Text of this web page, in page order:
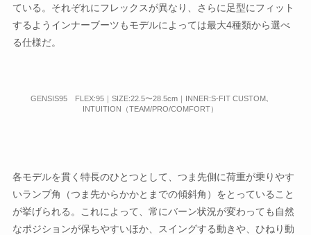
ている。それぞれにフレックスが異なり、さらに足型にフィット
するようインナーブーツもモデルによっては最大4種類から選べ
る仕様だ。
GENSIS95 FLEX:95｜SIZE:22.5〜28.5cm｜INNER:S-FIT CUSTOM､
INTUITION（TEAM/PRO/COMFORT）
各モデルを貫く特長のひとつとして、つま先側に荷重が乗りやす
いランプ角（つま先からかかとまでの傾斜角）をとっていること
が挙げられる。これによって、常にバーン状況が変わっても自然
なポジションが保ちやすいほか、スイングする動きや、ひねり動